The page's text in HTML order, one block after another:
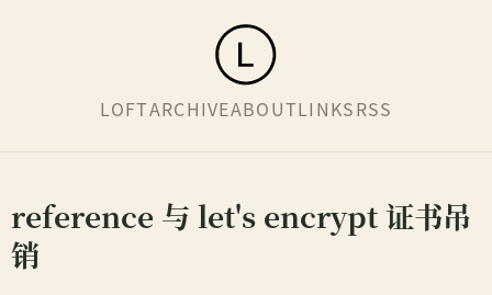
LOFTARCHIVEABOUTLINKSRSS
reference 与 let's encrypt 证书吊
销